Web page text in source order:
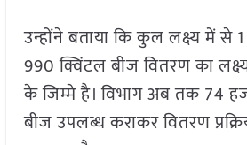
उन्होंने बताया कि कुल लक्ष्य में से
990 क्विंटल बीज वितरण का
के जिम्मे है। विभाग अब तक 74
बीज उपलब्ध कराकर वितरण